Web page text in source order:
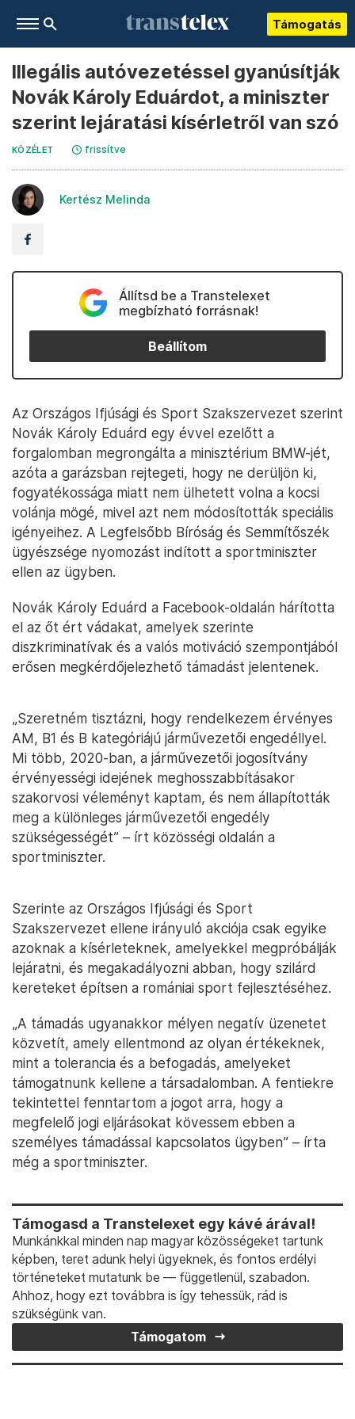
Támogatás
Illegális autóvezetéssel gyanúsítják
Novák Károly Eduárdot, a miniszter
szerint lejáratási kísérletről van szó
KÖZÉLET frissítve
Kertész Melinda
Állítsd be a Transtelexet
megbízható forrásnak!
Beállítom
Az Országos Ifjúsági és Sport Szakszervezet szerint
Novák Károly Eduárd egy évvel ezelőtt a
forgalomban megrongálta a minisztérium BMW-jét,
azóta a garázsban rejtegeti, hogy ne derüljön ki,
fogyatékossága miatt nem ülhetett volna a kocsi
volánja mögé, mivel azt nem módosították speciális
igényeihez. A Legfelsőbb Bíróság és Semmítőszék
ügyészsége nyomozást indított a sportminiszter
ellen az ügyben.
Novák Károly Eduárd a Facebook-oldalán hárította
el az őt ért vádakat, amelyek szerinte
diszkriminatívak és a valós motiváció szempontjából
erősen megkérdőjelezhető támadást jelentenek.
„Szeretném tisztázni, hogy rendelkezem érvényes
AM, B1 és B kategóriájú járművezetői engedéllyel.
Mi több, 2020-ban, a járművezetői jogosítvány
érvényességi idejének meghosszabbításakor
szakorvosi véleményt kaptam, és nem állapították
meg a különleges járművezetői engedély
szükségességét” – írt közösségi oldalán a
sportminiszter.
Szerinte az Országos Ifjúsági és Sport
Szakszervezet ellene irányuló akciója csak egyike
azoknak a kísérleteknek, amelyekkel megpróbálják
lejáratni, és megakadályozni abban, hogy szilárd
kereteket építsen a romániai sport fejlesztéséhez.
„A támadás ugyanakkor mélyen negatív üzenetet
közvetít, amely ellentmond az olyan értékeknek,
mint a tolerancia és a befogadás, amelyeket
támogatnunk kellene a társadalomban. A fentiekre
tekintettel fenntartom a jogot arra, hogy a
megfelelő jogi eljárásokat kövessem ebben a
személyes támadással kapcsolatos ügyben” – írta
még a sportminiszter.
Támogasd a Transtelexet egy kávé árával!
Munkánkkal minden nap magyar közösségeket tartunk
képben, teret adunk helyi ügyeknek, és fontos erdélyi
történeteket mutatunk be — függetlenül, szabadon.
Ahhoz, hogy ezt továbbra is így tehessük, rád is
szükségünk van.
Támogatom